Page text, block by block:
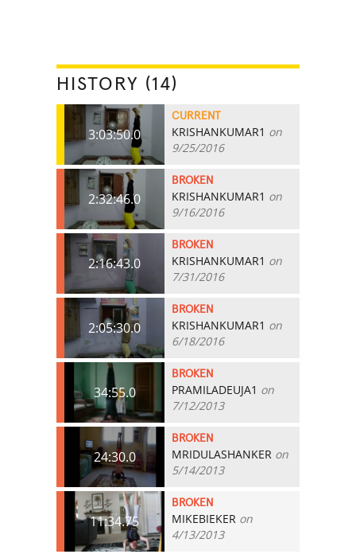
HISTORY (14)
3:03:50.0
CURRENT
KRISHANKUMAR1 on
9/25/2016
2:32:46.0
BROKEN
KRISHANKUMAR1 on
9/16/2016
2:16:43.0
BROKEN
KRISHANKUMAR1 on
7/31/2016
2:05:30.0
BROKEN
KRISHANKUMAR1 on
6/18/2016
34:55.0
BROKEN
PRAMILADEUJA1 on
7/12/2013
24:30.0
BROKEN
MRIDULASHANKER on
5/14/2013
11:34.75
BROKEN
MIKEBIEKER on
4/13/2013